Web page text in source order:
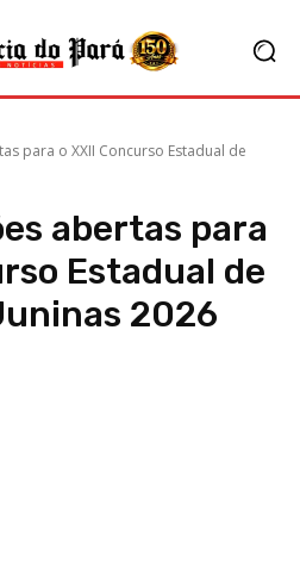
para o XXII Concurso Estadual de
abertas para
Estadual de
2026